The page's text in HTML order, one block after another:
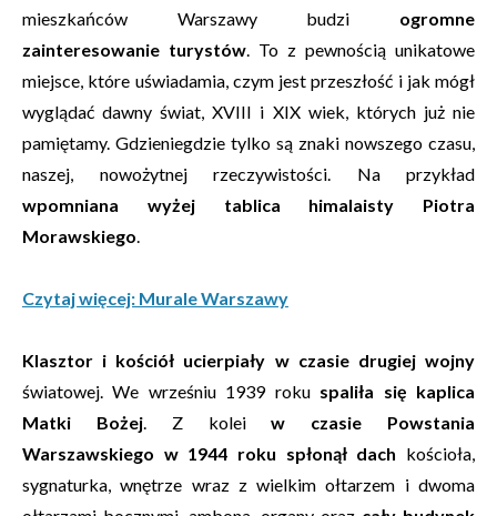
mieszkańców Warszawy budzi ogromne
zainteresowanie turystów. To z pewnością unikatowe
miejsce, które uświadamia, czym jest przeszłość i jak mógł
wyglądać dawny świat, XVIII i XIX wiek, których już nie
pamiętamy. Gdzieniegdzie tylko są znaki nowszego czasu,
naszej, nowożytnej rzeczywistości. Na przykład
wpomniana wyżej tablica himalaisty Piotra
Morawskiego.
Czytaj więcej: Murale Warszawy
Klasztor i kościół ucierpiały w czasie drugiej wojny
światowej. We wrześniu 1939 roku spaliła się kaplica
Matki Bożej. Z koleiw czasie Powstania
Warszawskiego w 1944 roku spłonął dach kościoła,
sygnaturka, wnętrze wraz z wielkim ołtarzem i dwoma